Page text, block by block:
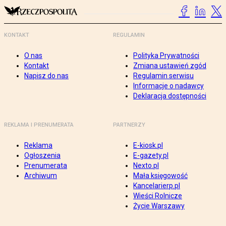
KONTAKT
O nas
Kontakt
Napisz do nas
REGULAMIN
Polityka Prywatności
Zmiana ustawień zgód
Regulamin serwisu
Informacje o nadawcy
Deklaracja dostępności
REKLAMA I PRENUMERATA
Reklama
Ogłoszenia
Prenumerata
Archiwum
PARTNERZY
E-kiosk.pl
E-gazety.pl
Nexto.pl
Mała księgowość
Kancelarierp.pl
Wieści Rolnicze
Życie Warszawy